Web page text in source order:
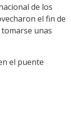
de los
el fin de
unas
el puente